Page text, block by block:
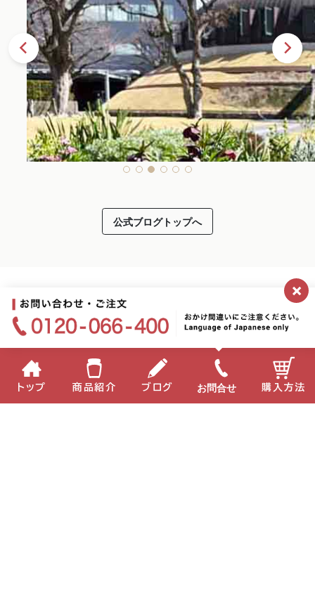
公式ブログトップへ
×
トップ 商品紹介 ブログ お問合せ 購入方法